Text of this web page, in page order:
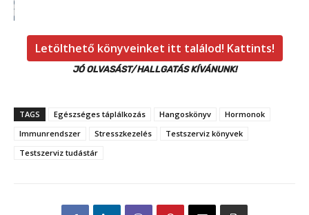
Letölthető könyveinket itt találod! Kattints!
JÓ OLVASÁST/HALLGATÁS KÍVÁNUNK!
TAGS Egészséges táplálkozás Hangoskönyv
Hormonok
Immunrendszer
Stresszkezelés
Testszerviz könyvek
Testszerviz tudástár